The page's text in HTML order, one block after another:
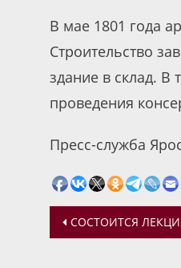
В мае 1801 года
Строительство
здание в склад. В
проведения
Пресс-служба
Навигация
СОСТОИТСЯ ЛЕКЦИЯ ОБ ИСТОРИИ СПАСО-ЯКОВЛЕВСКОГО МОНАСТЫРЯ В СОВЕТСКОЕ